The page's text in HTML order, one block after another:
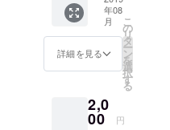
シェア
させて
いただ
きま
す。
年08
月
詳細を見る
こ
の
リ
タ
ー
ン
を
選
択
す
る
2,0
00 円